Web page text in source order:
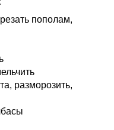
пополам,
разморозить,